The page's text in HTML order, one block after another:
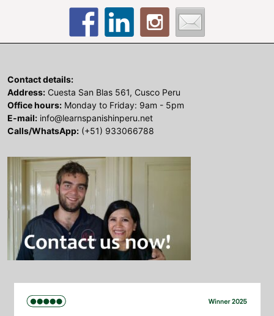
Contact details:
Address: Cuesta San Blas 561, Cusco Peru
Office hours: Monday to Friday: 9am - 5pm
E-mail: info@learnspanishinperu.net
Calls/WhatsApp: (+51) 933066788